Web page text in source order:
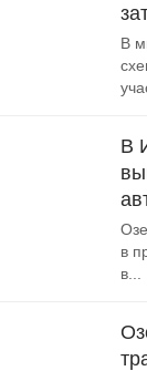
В
В
в
в...